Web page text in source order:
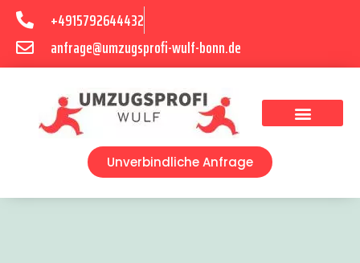
+4915792644432
anfrage@umzugsprofi-wulf-bonn.de
Unverbindliche Anfrage